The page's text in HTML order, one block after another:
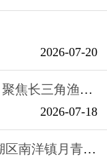
2026-07-20
苏沪两地渔业协会党建结对共建，聚焦长三角渔业产业一体化发展
2026-07-18
党建红引领生态绿 ——盐城市亭湖区南洋镇月青村扎实推进生态环境建设纪实